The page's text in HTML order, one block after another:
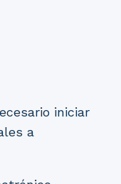
iniciar
a